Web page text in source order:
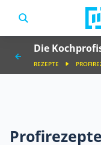
Die
REZEPTE
Profirezepte